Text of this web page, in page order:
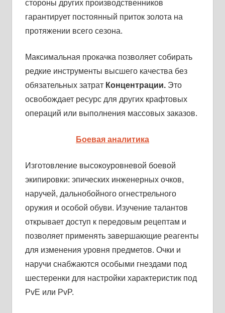
стороны других производственников
гарантирует постоянный приток золота на
протяжении всего сезона.
Максимальная прокачка позволяет собирать
редкие инструменты высшего качества без
обязательных затрат Концентрации.Это
освобождает ресурс для других крафтовых
операций или выполнения массовых заказов.
Боевая аналитика
Изготовление высокоуровневой боевой
экипировки: эпических инженерных очков,
наручей, дальнобойного огнестрельного
оружия и особой обуви. Изучение талантов
открывает доступ к передовым рецептам и
позволяет применять завершающие реагенты
для изменения уровня предметов. Очки и
наручи снабжаются особыми гнездами под
шестеренки для настройки характеристик под
PvE или PvP.